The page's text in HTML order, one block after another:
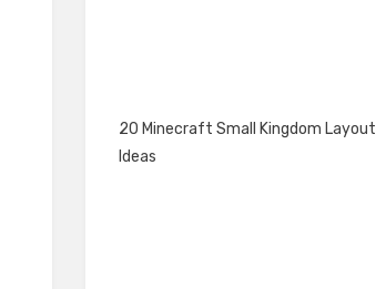
20 Minecraft Small Kingdom Layout
Ideas